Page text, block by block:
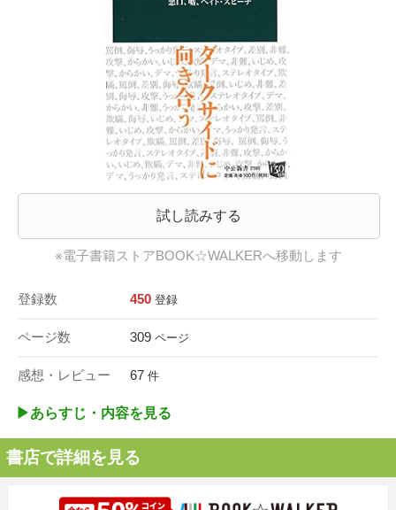
試し読みする
※電子書籍ストアBOOK☆WALKERへ移動します
登録数 450 登録
ページ数 309 ページ
感想・レビュー 67 件
▶︎あらすじ・内容を見る
書店で詳細を見る